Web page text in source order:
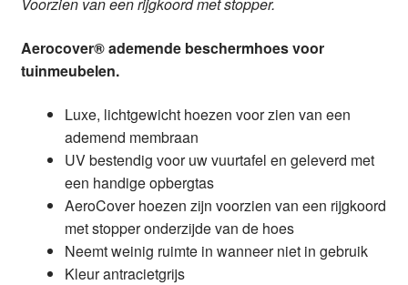
Voorzien van een rijgkoord met stopper.
Aerocover® ademende beschermhoes voor
tuinmeubelen.
Luxe, lichtgewicht hoezen voor zien van een
ademend membraan
UV bestendig voor uw vuurtafel en geleverd met
een handige opbergtas
AeroCover hoezen zijn voorzien van een rijgkoord
met stopper onderzijde van de hoes
Neemt weinig ruimte in wanneer niet in gebruik
Kleur antracietgrijs